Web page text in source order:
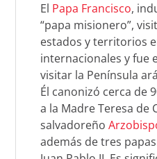
El Papa Francisco,
“papa misionero”,
estados y territorios
internacionales y fue
visitar la Península
Él canonizó cerca de
a la Madre Teresa de
salvadoreño
además de tres